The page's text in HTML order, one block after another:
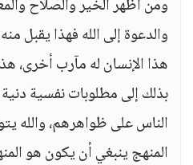
والدعوة إلى الله فهذا يقبل
هذا الإنسان له مآرب أخرى،
بذلك إلى مطلوبات نفسية
الناس على ظواهرهم، والله
المنهج ينبغي أن يكون هو